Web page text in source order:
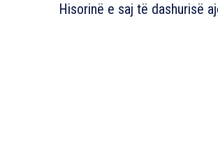
Hisorinë e saj të dashurisë